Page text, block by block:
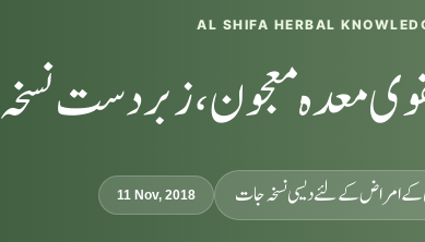
AL SHIFA HERBAL
معدہ معجون، زبر دست نسخہ
11 Nov, 2018 کے امراض کےلئے دیسی نسخہ جات